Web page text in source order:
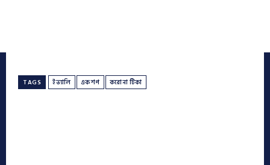
TAGS ইভ্যালি একশপ করোনা টিকা